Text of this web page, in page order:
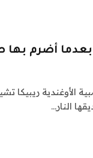
أضرم بها
الأوغندية ريبيكا
النار…